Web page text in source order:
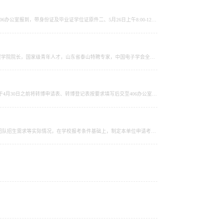
经学院招生领导小组审核通过以下考生进入复试环节，详见附件。复试安排：一、5月25日下午2：00-5:00信息学院406办公室报到，带身份证及毕业证学位证原件二、5月26日上午8:00-12:00振声苑南楼115教室笔试三、5月26日下午2:00开始分组面试，具体分组见QQ群（1095026466） 信息学院研究生办公室 5月21
详见学校通知https://www.grad.sdu.edu.cn/content3.jsp?urltype=news.NewsContentUrl&wbtreeid=1035&wbnewsid=20822请于4月30日之前将转博申请表、转博登记表按要求填写后交至406办公室。报名网站：https://sduyjs.sdu.edu.cn/yjszs/plugins/zs/zsxsd/entrance#/entrance信息学院研究生办公室 2026-4-2